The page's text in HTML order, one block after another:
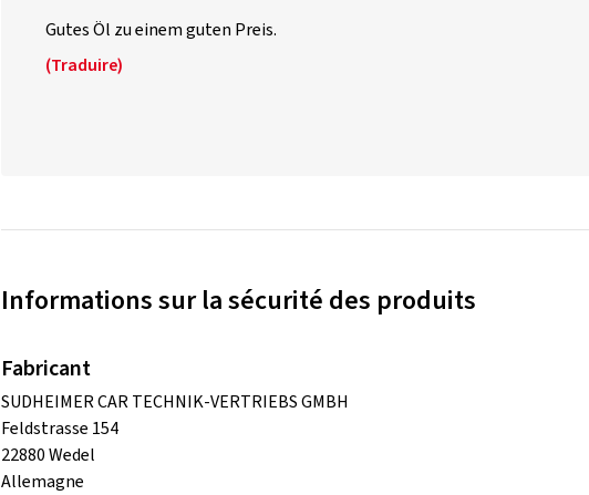
Gutes Öl zu einem guten Preis.
(Traduire)
Informations sur la sécurité des produits
Fabricant
SUDHEIMER CAR TECHNIK-VERTRIEBS GMBH
Feldstrasse 154
22880 Wedel
Allemagne